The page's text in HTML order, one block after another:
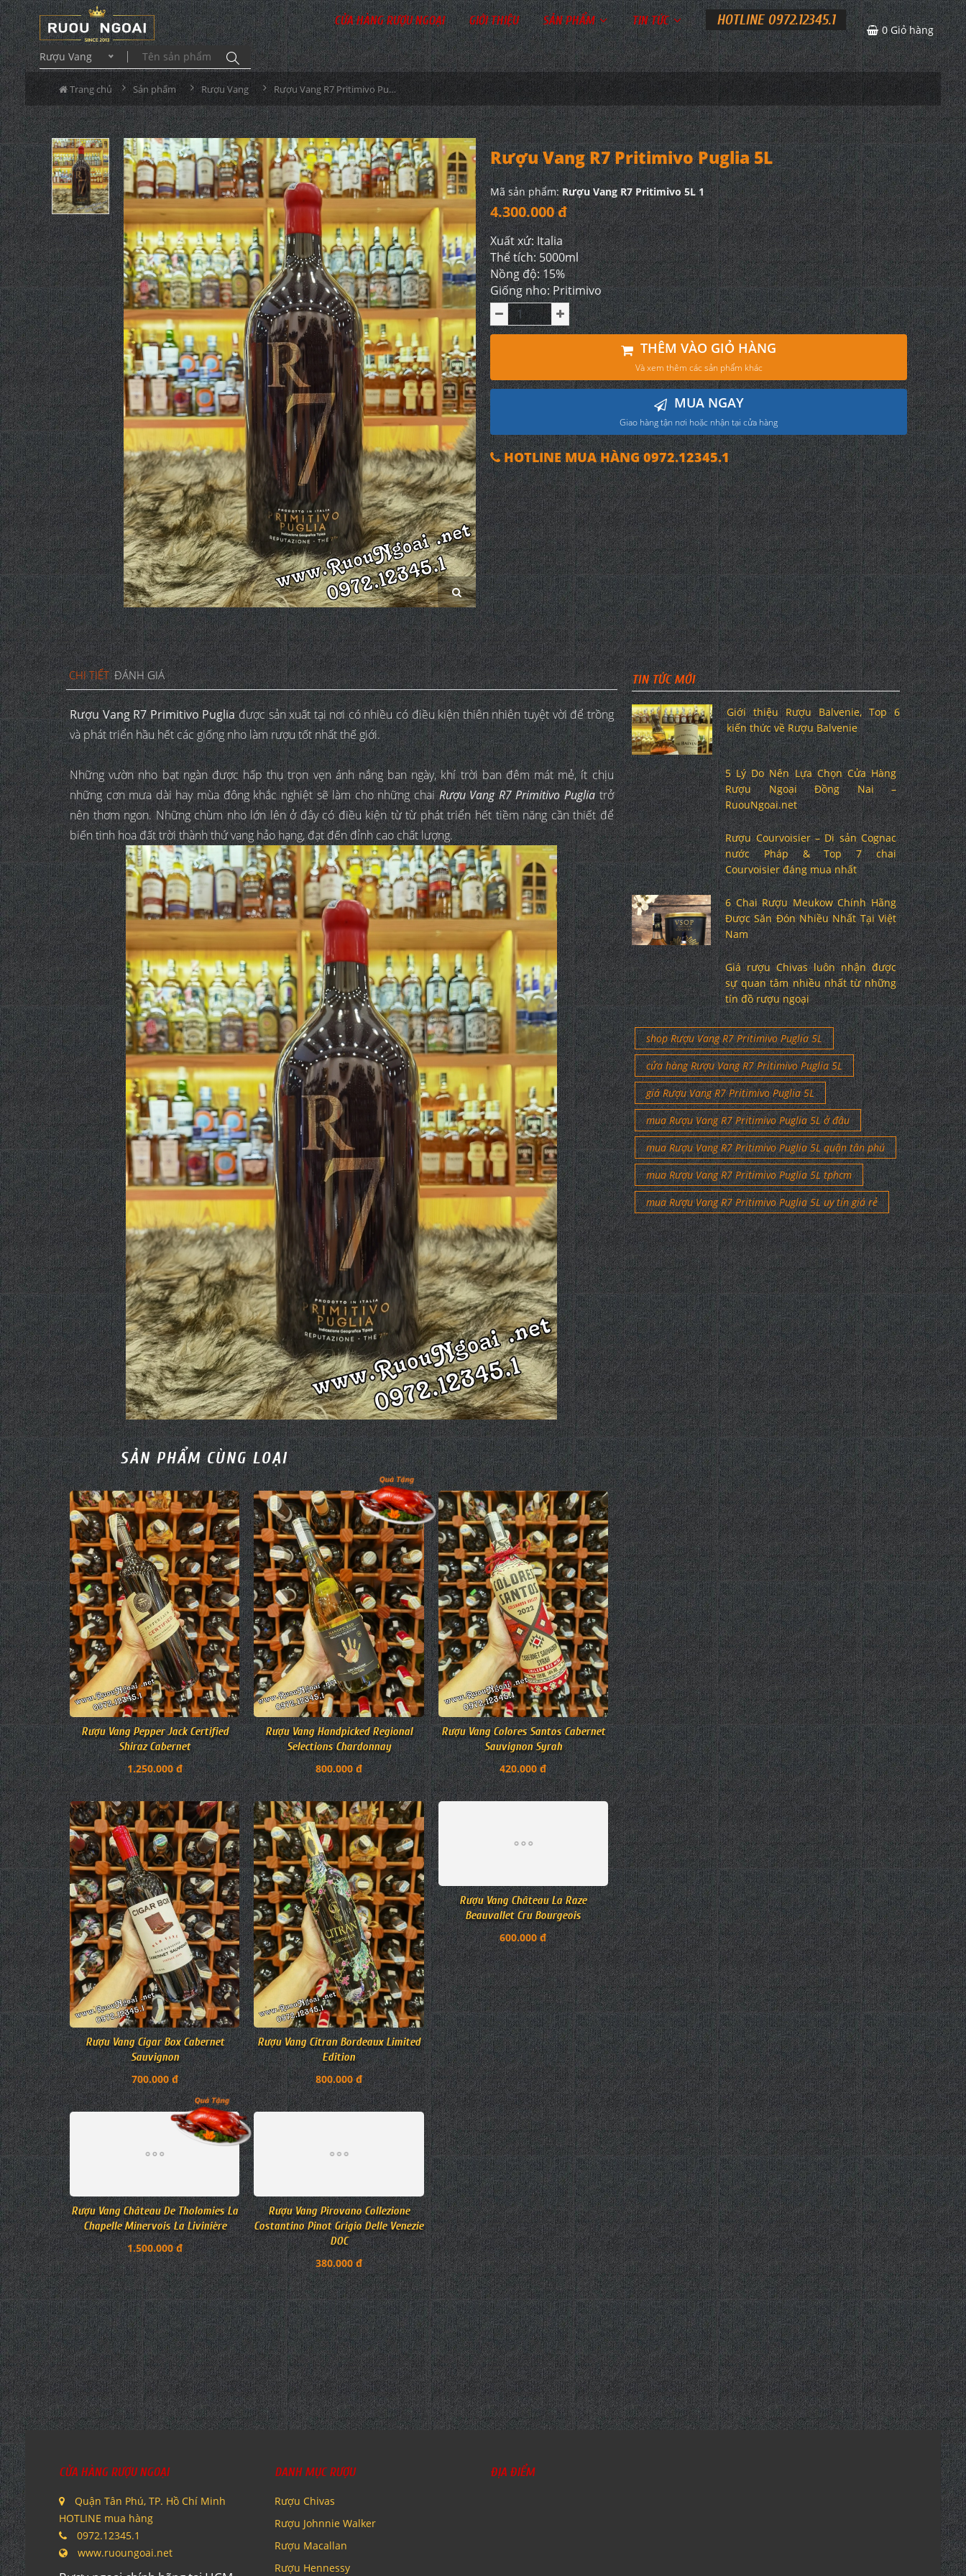
Rượu Vang
CỬA HÀNG RƯỢU NGOẠI GIỚI THIỆU SẢN PHẨM TIN TỨC HOTLINE 0972.12345.1
0 Giỏ hàng
Trang chủ Sản phẩm Rượu Vang Rượu Vang R7 Pritimivo Puglia 5L
Rượu Vang R7 Pritimivo Puglia 5L
Mã sản phẩm:Rượu Vang R7 Pritimivo 5L 1
4.300.000 đ
Xuất xứ: Italia
Thể tích: 5000ml
Nồng độ: 15%
Giống nho: Pritimivo
THÊM VÀO GIỎ HÀNG
Và xem thêm các sản phẩm khác
MUA NGAY
Giao hàng tận nơi hoặc nhận tại cửa hàng
HOTLINE MUA HÀNG 0972.12345.1
CHI TIẾT ĐÁNH GIÁ
Rượu Vang R7 Primitivo Pugliađược sản xuất tại nơi có nhiều có điều kiện thiên nhiên tuyệt vời để trồng
và phát triển hầu hết các giống nho làm rượu tốt nhất thế giới.
Những vườn nho bạt ngàn được hấp thụ trọn vẹn ánh nắng ban ngày, khí trời ban đêm mát mẻ, ít chịu
những cơn mưa dài hay mùa đông khắc nghiệt sẽ làm cho những chaiRượu Vang R7 Primitivo Pugliatrở
nên thơm ngon. Những chùm nho lớn lên ở đây có điều kiện từ từ phát triển hết tiềm năng cần thiết để
biến tinh hoa đất trời thành thứ vang hảo hạng, đạt đến đỉnh cao chất lượng.
SẢN PHẨM CÙNG LOẠI
Rượu Vang Pepper Jack Certified
Shiraz Cabernet
1.250.000 đ
Rượu Vang Handpicked Regional
Selections Chardonnay
800.000 đ
Rượu Vang Colores Santos Cabernet
Sauvignon Syrah
420.000 đ
Rượu Vang Cigar Box Cabernet
Sauvignon
700.000 đ
Rượu Vang Citran Bordeaux Limited
Edition
800.000 đ
Rượu Vang Château La Raze
Beauvallet Cru Bourgeois
600.000 đ
Rượu Vang Château De Tholomies La
Chapelle Minervois La Livinière
1.500.000 đ
Rượu Vang Pirovano Collezione
Costantino Pinot Grigio Delle Venezie
DOC
380.000 đ
TIN TỨC MỚI
Giới thiệu Rượu Balvenie, Top 6
kiến thức về Rượu Balvenie
5 Lý Do Nên Lựa Chọn Cửa Hàng
Rượu Ngoại Đồng Nai –
RuouNgoai.net
Rượu Courvoisier – Di sản Cognac
nước Pháp & Top 7 chai
Courvoisier đáng mua nhất
6 Chai Rượu Meukow Chính Hãng
Được Săn Đón Nhiều Nhất Tại Việt
Nam
Giá rượu Chivas luôn nhận được
sự quan tâm nhiều nhất từ những
tín đồ rượu ngoại
shop Rượu Vang R7 Pritimivo Puglia 5L
cửa hàng Rượu Vang R7 Pritimivo Puglia 5L
giá Rượu Vang R7 Pritimivo Puglia 5L
mua Rượu Vang R7 Pritimivo Puglia 5L ở đâu
mua Rượu Vang R7 Pritimivo Puglia 5L quận tân phú
mua Rượu Vang R7 Pritimivo Puglia 5L tphcm
mua Rượu Vang R7 Pritimivo Puglia 5L uy tín giá rẻ
Quận Tân Phú, TP. Hồ Chí Minh
HOTLINE mua hàng
0972.12345.1